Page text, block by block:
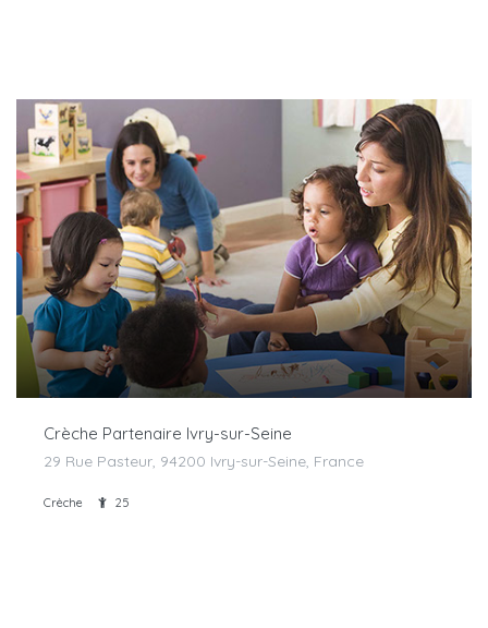
Crèche Partenaire Ivry-sur-Seine
29 Rue Pasteur, 94200 Ivry-sur-Seine, France
Crèche 25